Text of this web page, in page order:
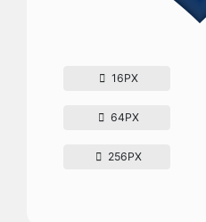
16PX
64PX
256PX